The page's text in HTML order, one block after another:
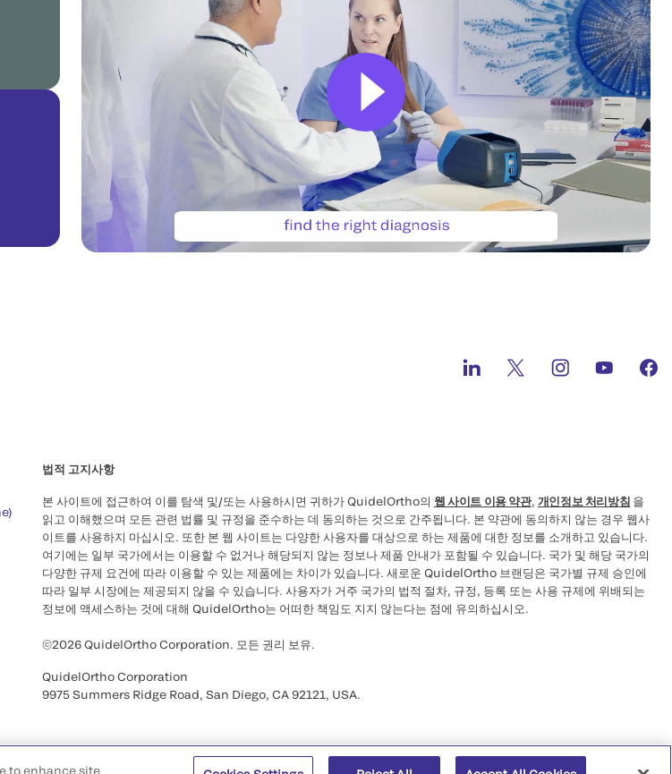
법적 고지사항
본 사이트에 접근하여 이를 탐색 및/또는 사용하시면 귀하가 QuidelOrtho의 웹 사이트 이용 약관, 개인정보 처리방침 을
읽고 이해했으며 모든 관련 법률 및 규정을 준수하는 데 동의하는 것으로 간주됩니다. 본 약관에 동의하지 않는 경우 웹사
이트를 사용하지 마십시오. 또한 본 웹 사이트는 다양한 사용자를 대상으로 하는 제품에 대한 정보를 소개하고 있습니다.
여기에는 일부 국가에서는 이용할 수 없거나 해당되지 않는 정보나 제품 안내가 포함될 수 있습니다. 국가 및 해당 국가의
다양한 규제 요건에 따라 이용할 수 있는 제품에는 차이가 있습니다. 새로운 QuidelOrtho 브랜딩은 국가별 규제 승인에
따라 일부 시장에는 제공되지 않을 수 있습니다. 사용자가 거주 국가의 법적 절차, 규정, 등록 또는 사용 규제에 위배되는
정보에 액세스하는 것에 대해 QuidelOrtho는 어떠한 책임도 지지 않는다는 점에 유의하십시오.
©2026 QuidelOrtho Corporation. 모든 권리 보유.
QuidelOrtho Corporation
9975 Summers Ridge Road, San Diego, CA 92121, USA.
to enhance site